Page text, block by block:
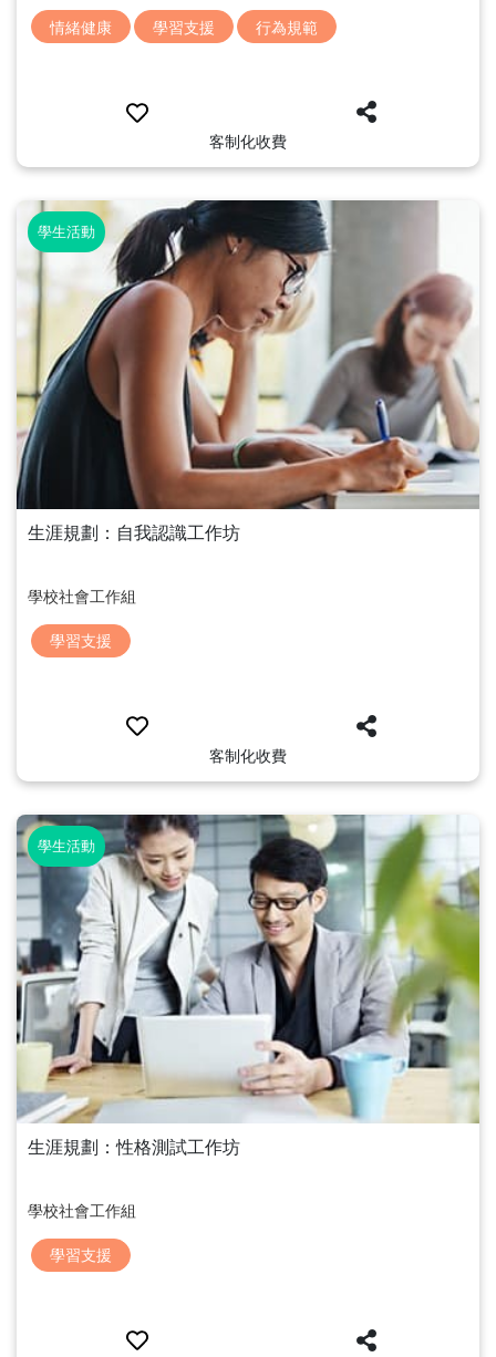
情緒健康 學習支援 行為規範
客制化收費
學生活動
生涯規劃：自我認識工作坊
學校社會工作組
學習支援
客制化收費
學生活動
生涯規劃：性格測試工作坊
學校社會工作組
學習支援